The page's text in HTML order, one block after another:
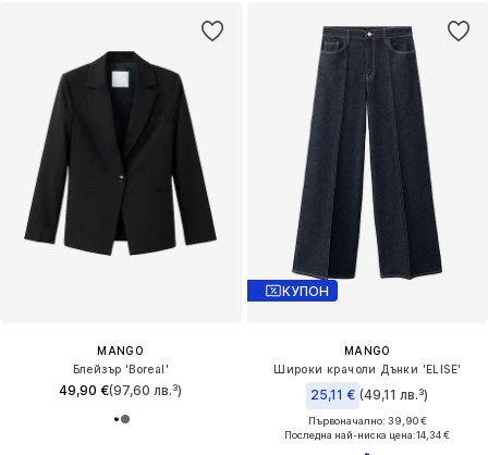
MANGO
Блейзър 'Boreal'
49,90 €(97,60 лв.³)
КУПОН
MANGO
Широки крачоли Дънки 'ELISE'
25,11 € (49,11 лв.³)
Първоначално: 39,90 €
Последна най-ниска цена:14,34 €